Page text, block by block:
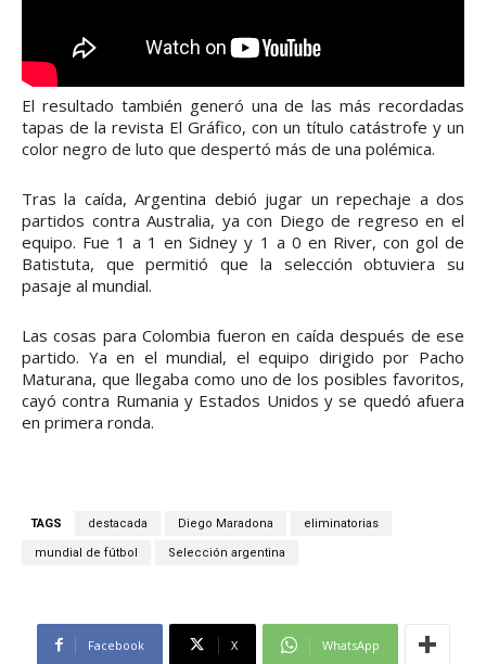
El resultado también generó una de las más recordadas
tapas de la revista El Gráfico, con un título catástrofe y un
color negro de luto que despertó más de una polémica.
Tras la caída, Argentina debió jugar un repechaje a dos
partidos contra Australia, ya con Diego de regreso en el
equipo. Fue 1 a 1 en Sidney y 1 a 0 en River, con gol de
Batistuta, que permitió que la selección obtuviera su
pasaje al mundial.
Las cosas para Colombia fueron en caída después de ese
partido. Ya en el mundial, el equipo dirigido por Pacho
Maturana, que llegaba como uno de los posibles favoritos,
cayó contra Rumania y Estados Unidos y se quedó afuera
en primera ronda.
TAGS destacada Diego Maradona eliminatorias
mundial de fútbol Selección argentina
Facebook X WhatsApp